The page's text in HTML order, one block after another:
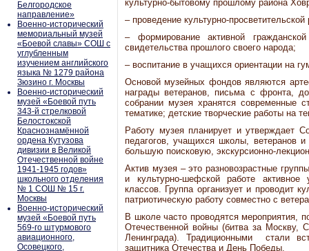
Белгородское
направление»
Военно-исторический
мемориальный музей
«Боевой славы» СОШ с
углубленным
изучением английского
языка № 1279 района
Зюзино г. Москвы
Военно-исторический
музей «Боевой путь
343-й стрелковой
Белостокской
Краснознамённой
ордена Кутузова
дивизии в Великой
Отечественной войне
1941-1945 годов»
школьного отделения
№ 1 СОШ № 15 г.
Москвы
Военно-исторический
музей «Боевой путь
569-го штурмового
авиационного,
Осовецкого,
культурно-бытовому прошлому района
– проведение культурно-
– формирование активной
свидетельства прошлого своего народа;
– воспитание в учащихся ориентации на
Основой музейных фондов являются
награды ветеранов, письма с фронта,
собрании музея хранятся современные
тематике; детские творческие работы на
Работу музея планирует и утверждает
педагогов, учащихся школы, ветеранов
большую поисковую, экскурсионно-
Актив музея – это разновозрастные
и культурно-шефской работе
классов. Группа организует и проводит
патриотическую работу совместно с
В школе часто проводятся мероприятия,
Отечественной войны (битва за Москву,
Ленинграда). Традиционными стали
защитника Отечества и День Победы.